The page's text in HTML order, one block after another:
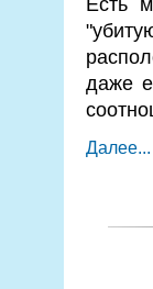
даже
Далее...